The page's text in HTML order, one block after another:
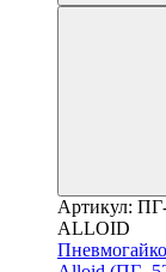
Артикул:
ALLOID